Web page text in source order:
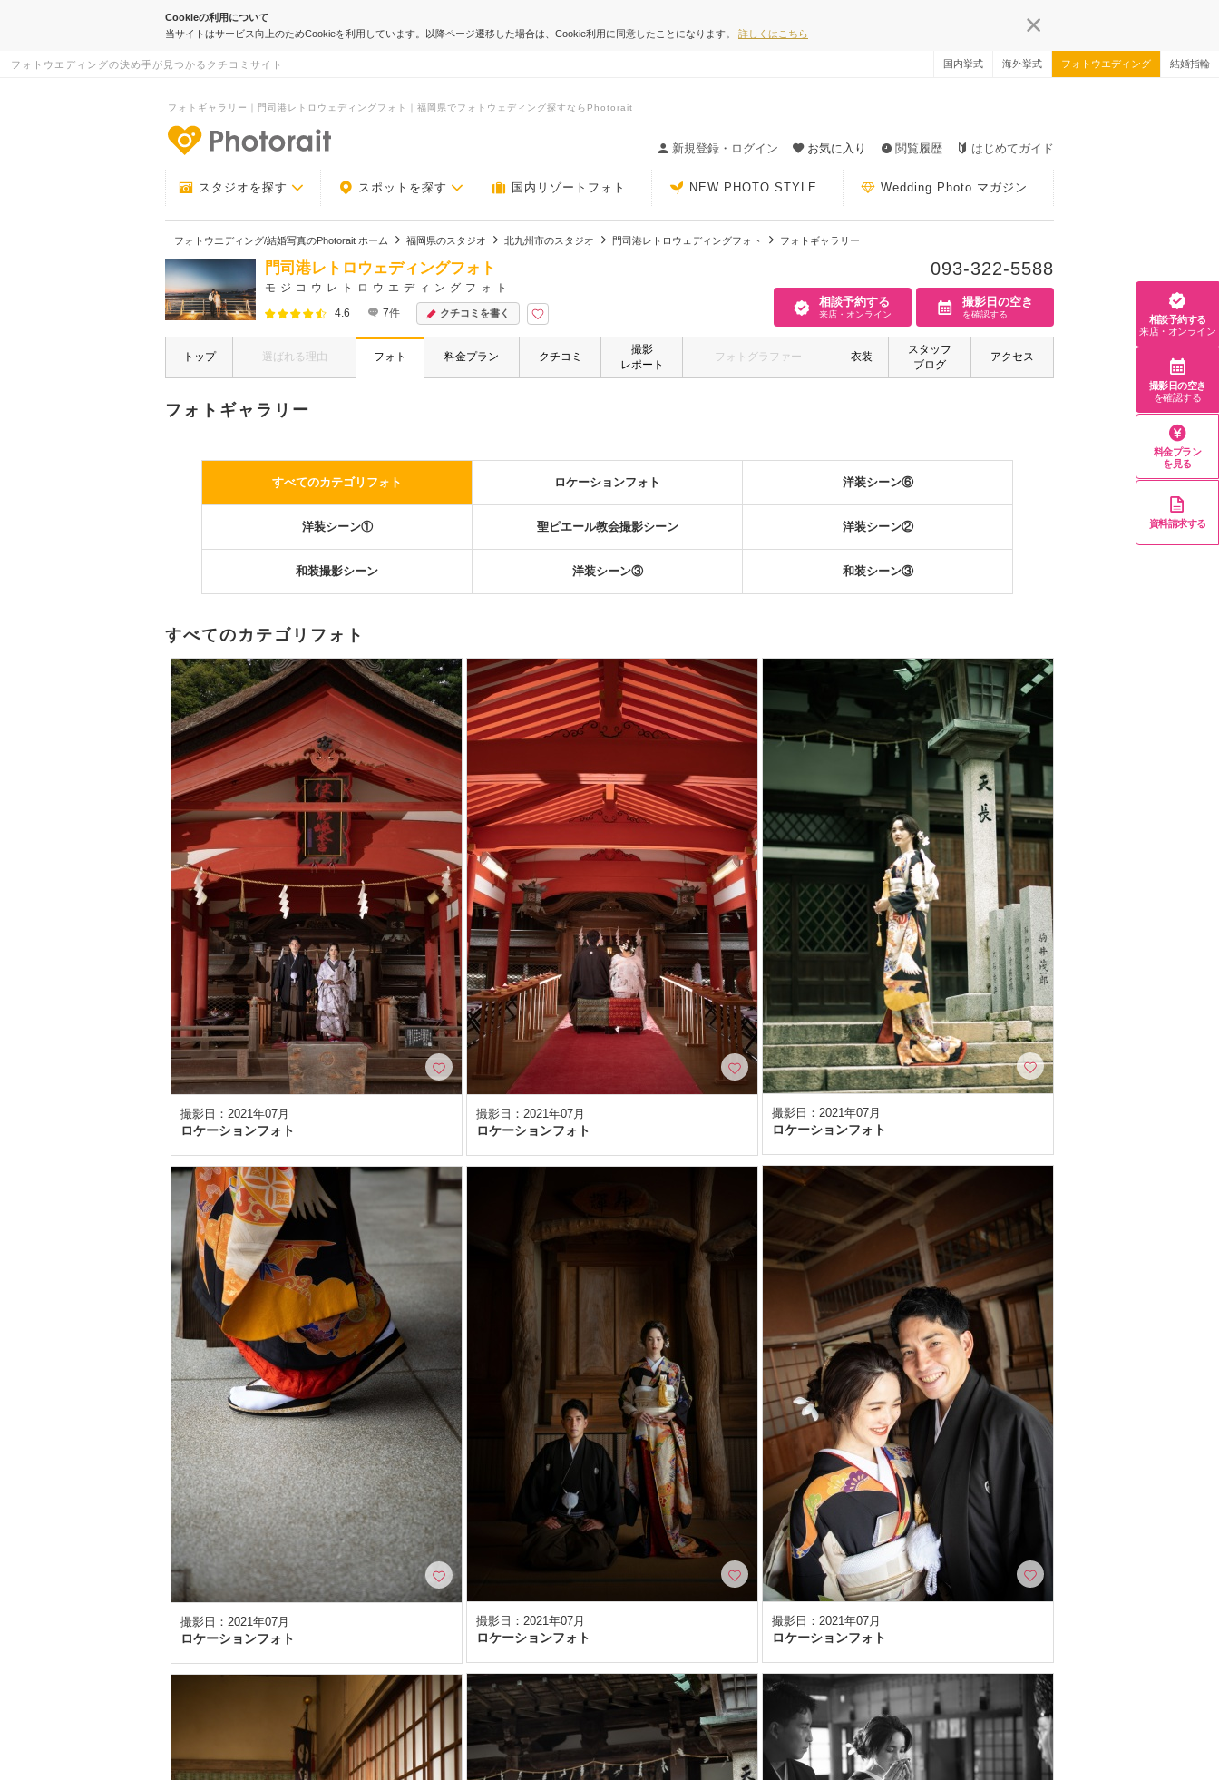
Cookieの利用について
当サイトはサービス向上のためCookieを利用しています。以降ページ遷移した場合は、Cookie利用に同意したことになります。 詳しくはこちら
フォトウエディングの決め手が見つかるクチコミサイト 国内挙式 海外挙式 フォトウエディング 結婚指輪
フォトギャラリー｜門司港レトロウェディングフォト｜福岡県でフォトウェディング探すならPhotorait
新規登録・ログイン
お気に入り 閲覧履歴 はじめてガイド
スタジオを探す スポットを探す 国内リゾートフォト NEW PHOTO STYLE Wedding Photo マガジン
フォトウエディング/結婚写真のPhotorait ホーム 福岡県のスタジオ 北九州市のスタジオ 門司港レトロウェディングフォト フォトギャラリー
門司港レトロウェディングフォト
モジコウレトロウエディングフォト
4.6
7件 クチコミを書く
093-322-5588
相談予約する
来店・オンライン
撮影日の空き
を確認する
トップ 選ばれる理由 フォト 料金プラン クチコミ
撮影
レポート
フォトグラファー 衣装
スタッフ
ブログ
アクセス
フォトギャラリー
すべてのカテゴリフォト ロケーションフォト 洋装シーン⑥
洋装シーン① 聖ピエール教会撮影シーン 洋装シーン②
和装撮影シーン 洋装シーン③ 和装シーン③
すべてのカテゴリフォト
撮影日：2021年07月
ロケーションフォト
撮影日：2021年07月
ロケーションフォト
撮影日：2021年07月
ロケーションフォト
撮影日：2021年07月
ロケーションフォト
撮影日：2021年07月
ロケーションフォト
撮影日：2021年07月
ロケーションフォト
相談予約する
来店・オンライン
撮影日の空き
を確認する
料金プラン
を見る
資料請求する